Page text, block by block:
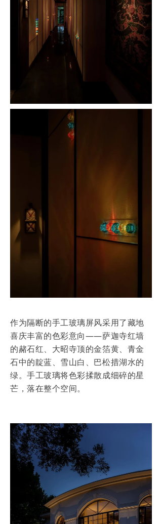
作为隔断的手工玻璃屏风采用了藏地
喜庆丰富的色彩意向——萨迦寺红墙
的赭石红、大昭寺顶的金箔黄、青金
石中的靛蓝、雪山白、巴松措湖水的
绿。手工玻璃将色彩揉散成细碎的星
芒，落在整个空间。